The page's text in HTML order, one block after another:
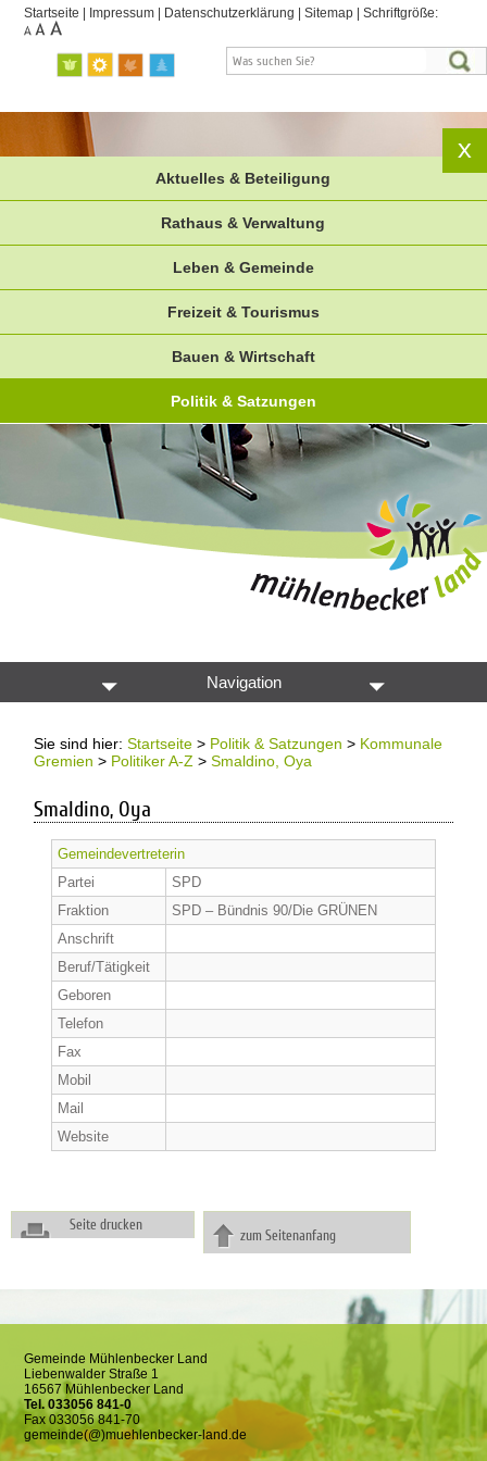
Startseite Impressum Datenschutzerklärung |Sitemap |Schriftgröße:
Aktuelles & Beteiligung
Rathaus & Verwaltung
Leben & Gemeinde
Freizeit & Tourismus
Bauen & Wirtschaft
Politik & Satzungen
Navigation
Sie sind hier:Startseite > Politik & Satzungen > Kommunale
Gremien > Politiker A-Z >Smaldino, Oya
Smaldino, Oya
Gemeindevertreterin
Partei
SPD
Fraktion
SPD – Bündnis 90/Die GRÜNEN
Anschrift
Beruf/Tätigkeit
Geboren
Telefon
Fax
Mobil
Mail
Website
Seite drucken
zum Seitenanfang
Gemeinde Mühlenbecker Land
Liebenwalder Straße 1
16567 Mühlenbecker Land
Tel. 033056 841-0
Fax 033056 841-70
gemeinde(@)muehlenbecker-land.de